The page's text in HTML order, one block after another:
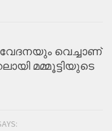
വെച്ചാണ്
മമ്മൂട്ടിയുടെ